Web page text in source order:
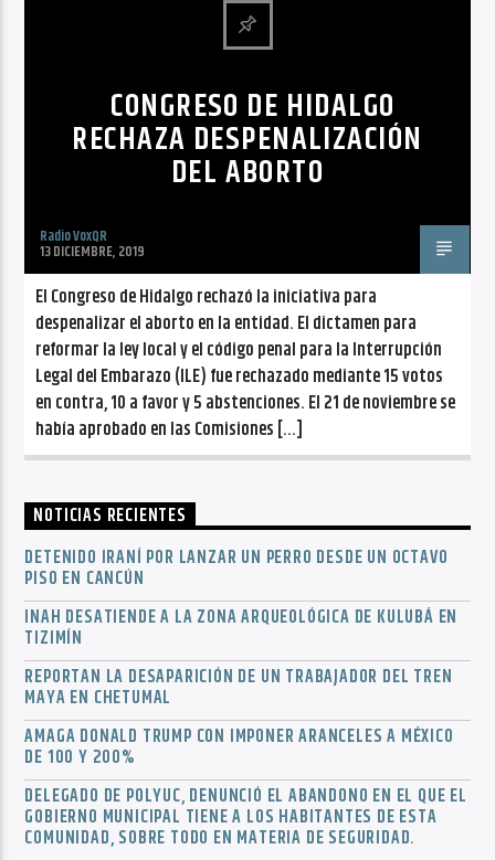
Radio VoxQR
CONGRESO DE HIDALGO
RECHAZA DESPENALIZACIÓN
DEL ABORTO
Radio VoxQR
13 DICIEMBRE, 2019
El Congreso de Hidalgo rechazó la iniciativa para
despenalizar el aborto en la entidad. El dictamen para
reformar la ley local y el código penal para la Interrupción
Legal del Embarazo (ILE) fue rechazado mediante 15 votos
en contra, 10 a favor y 5 abstenciones. El 21 de noviembre se
había aprobado en las Comisiones […]
NOTICIAS RECIENTES
DETENIDO IRANÍ POR LANZAR UN PERRO DESDE UN OCTAVO
PISO EN CANCÚN
INAH DESATIENDE A LA ZONA ARQUEOLÓGICA DE KULUBÁ EN
TIZIMÍN
REPORTAN LA DESAPARICIÓN DE UN TRABAJADOR DEL TREN
MAYA EN CHETUMAL
AMAGA DONALD TRUMP CON IMPONER ARANCELES A MÉXICO
DE 100 Y 200%
DELEGADO DE POLYUC, DENUNCIÓ EL ABANDONO EN EL QUE EL
GOBIERNO MUNICIPAL TIENE A LOS HABITANTES DE ESTA
COMUNIDAD, SOBRE TODO EN MATERIA DE SEGURIDAD.